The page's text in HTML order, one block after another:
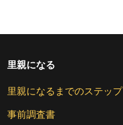
里親になる
里親になるまでのステップ
事前調査書